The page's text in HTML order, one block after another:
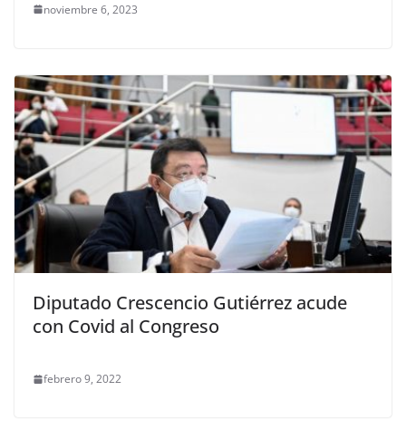
noviembre 6, 2023
Diputado Crescencio Gutiérrez acude
con Covid al Congreso
febrero 9, 2022